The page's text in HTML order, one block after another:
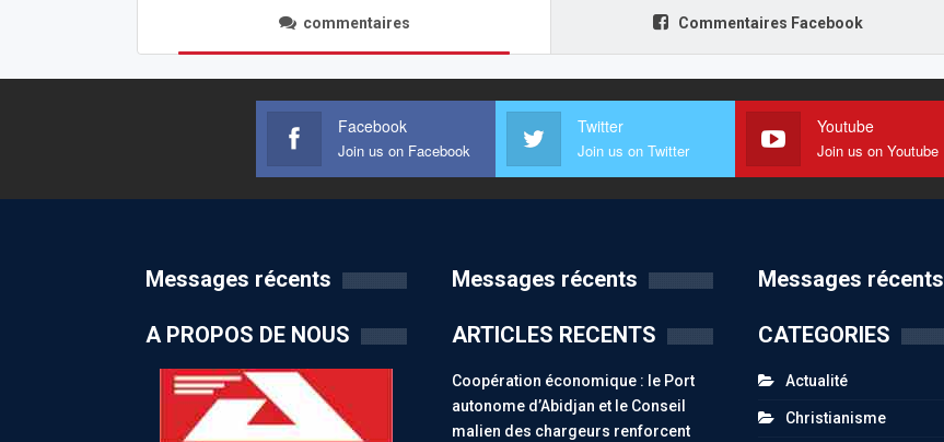
commentaires Commentaires Facebook
Facebook
Join us on Facebook
Twitter
Join us on Twitter
Youtube
Join us on Youtube
Messages récents
A PROPOS DE NOUS
Messages récents
ARTICLES RECENTS
Coopération économique : le Port
autonome d’Abidjan et le Conseil
malien des chargeurs renforcent
Messages récents
CATEGORIES
Actualité
Christianisme